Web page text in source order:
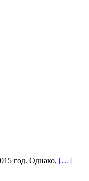
год. Однако, […]